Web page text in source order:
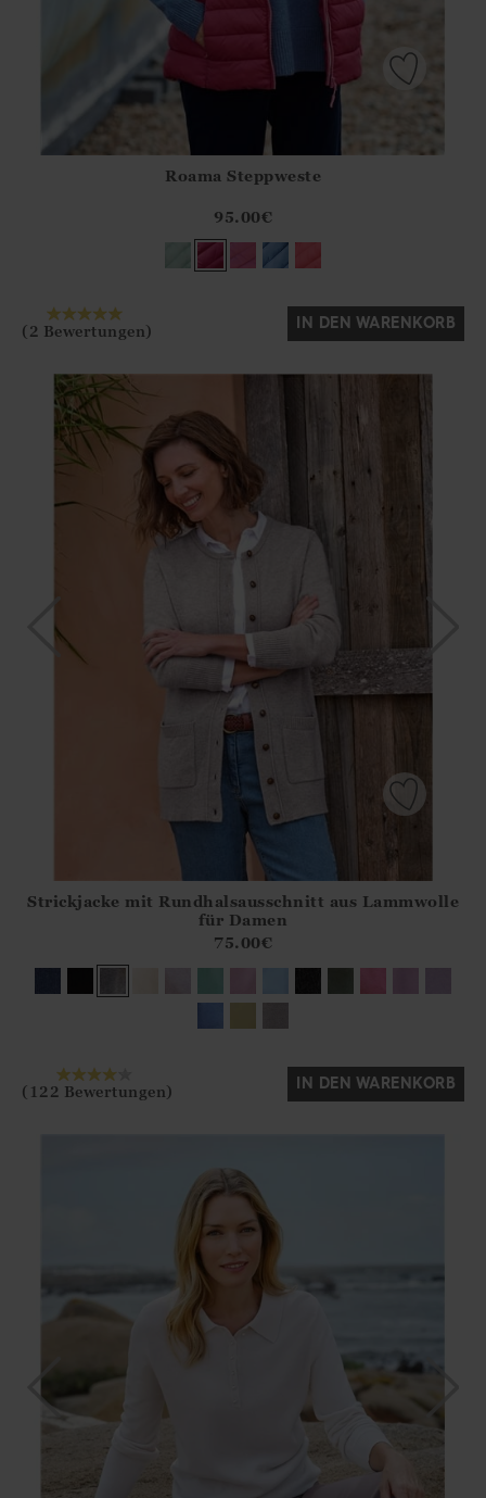
?? ""
Ja Nein
Roama Steppweste
95.00€
(2 Bewertungen) IN DEN WARENKORB
?? ""
Ja Nein
Strickjacke mit Rundhalsausschnitt aus Lammwolle
für Damen
75.00€
(122 Bewertungen) IN DEN WARENKORB